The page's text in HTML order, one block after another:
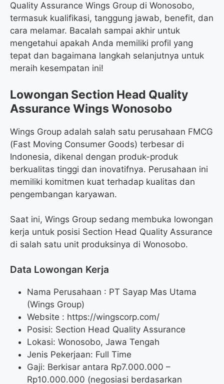
Quality Assurance Wings Group di Wonosobo,
termasuk kualifikasi, tanggung jawab, benefit, dan
cara melamar. Bacalah sampai akhir untuk
mengetahui apakah Anda memiliki profil yang
tepat dan bagaimana langkah selanjutnya untuk
meraih kesempatan ini!
Lowongan Section Head Quality
Assurance Wings Wonosobo
Wings Group adalah salah satu perusahaan FMCG
(Fast Moving Consumer Goods) terbesar di
Indonesia, dikenal dengan produk-produk
berkualitas tinggi dan inovatifnya. Perusahaan ini
memiliki komitmen kuat terhadap kualitas dan
pengembangan karyawan.
Saat ini, Wings Group sedang membuka lowongan
kerja untuk posisi Section Head Quality Assurance
di salah satu unit produksinya di Wonosobo.
Data Lowongan Kerja
Nama Perusahaan : PT Sayap Mas Utama
(Wings Group)
Website : https://wingscorp.com/
Posisi: Section Head Quality Assurance
Lokasi: Wonosobo, Jawa Tengah
Jenis Pekerjaan: Full Time
Gaji: Berkisar antara Rp7.000.000 –
Rp10.000.000 (negosiasi berdasarkan